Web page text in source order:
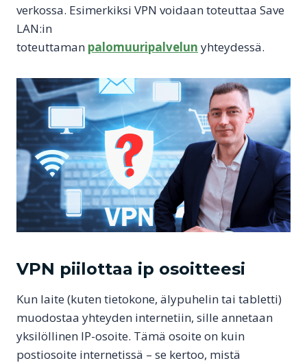
verkossa. Esimerkiksi VPN voidaan toteuttaa Save
LAN:in
toteuttaman palomuuripalvelun yhteydessä.
VPN piilottaa ip osoitteesi
Kun laite (kuten tietokone, älypuhelin tai tabletti)
muodostaa yhteyden internetiin, sille annetaan
yksilöllinen IP-osoite. Tämä osoite on kuin
postiosoite internetissä – se kertoo, mistä